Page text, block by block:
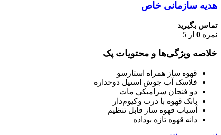
هدیه سازمانی خاص
تماس بگیرید
نمره 0 از 5
خلاصه ویژگی‌ها و محتویات پک
قهوه ساز همراه استارسو
فلاسک آب جوش استیل دوجداره
دو فنجان سرامیکی مات
بانک قهوه با درب وکیوم‌دار
آسیاب قهوه ساز قابل تنظیم
دانه قهوه تازه بوداده